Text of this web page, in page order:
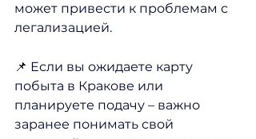
может привести к проблемам с
легализацией.
📌 Если вы ожидаете карту
побыта в Кракове или
планируете подачу – важно
заранее понимать свой